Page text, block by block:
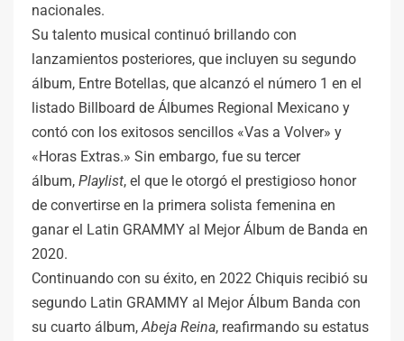
nacionales.
Su talento musical continuó brillando con
lanzamientos posteriores, que incluyen su segundo
álbum, Entre Botellas, que alcanzó el número 1 en el
listado Billboard de Álbumes Regional Mexicano y
contó con los exitosos sencillos «Vas a Volver» y
«Horas Extras.» Sin embargo, fue su tercer
álbum, Playlist, el que le otorgó el prestigioso honor
de convertirse en la primera solista femenina en
ganar el Latin GRAMMY al Mejor Álbum de Banda en
2020.
Continuando con su éxito, en 2022 Chiquis recibió su
segundo Latin GRAMMY al Mejor Álbum Banda con
su cuarto álbum, Abeja Reina, reafirmando su estatus